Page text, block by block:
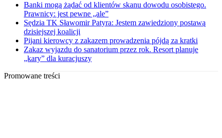
Banki mogą żądać od klientów skanu dowodu osobistego.
Prawnicy: jest pewne „ale”
Sędzia TK Sławomir Patyra: Jestem zawiedziony postawą
dzisiejszej koalicji
Pijani kierowcy z zakazem prowadzenia pójdą za kratki
Zakaz wyjazdu do sanatorium przez rok. Resort planuje
„kary” dla kuracjuszy
Promowane treści